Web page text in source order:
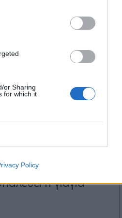
or Sharing
for which it
Policy
25.09.2024 14:39
στη Σαρδηνία:
την οικογένεια -
η γιαγιά